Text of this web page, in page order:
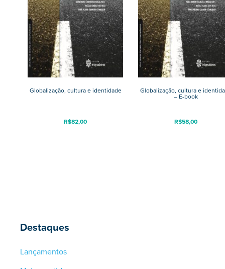
Destaques
Lançamentos
Globalização, cultura e identidade
R$82,00
Globalização, cultura e
– E-book
R$58,00